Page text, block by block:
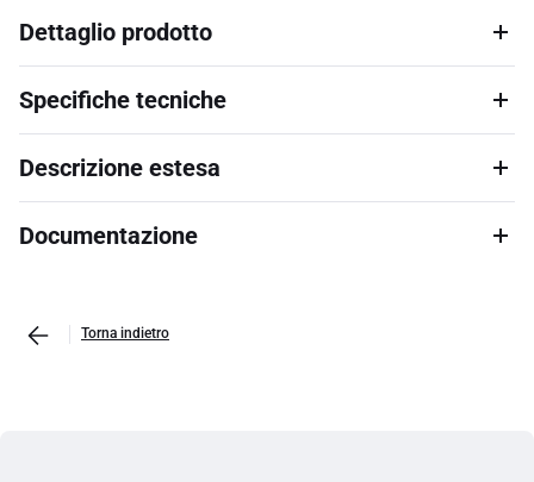
Dettaglio prodotto
Specifiche tecniche
Descrizione estesa
Documentazione
Torna indietro